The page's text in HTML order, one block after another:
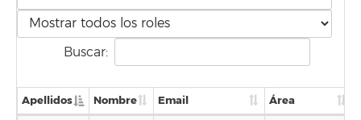
Buscar:
Apellidos Nombre Email Área